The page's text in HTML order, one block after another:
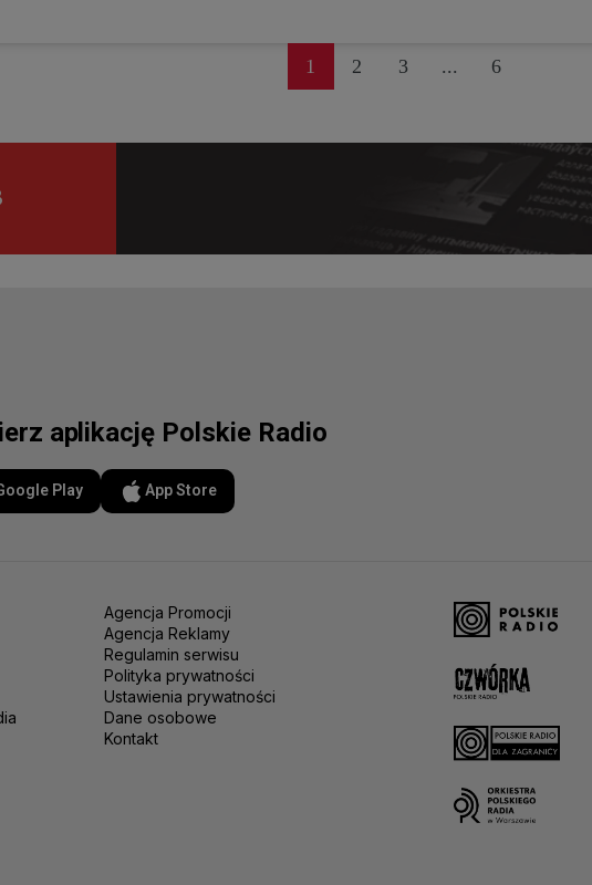
1 2 3 ... 6
aplikację Polskie Radio
Play App Store
Agencja Promocji
Agencja Reklamy
Regulamin serwisu
Polityka prywatności
Ustawienia prywatności
Dane osobowe
Kontakt